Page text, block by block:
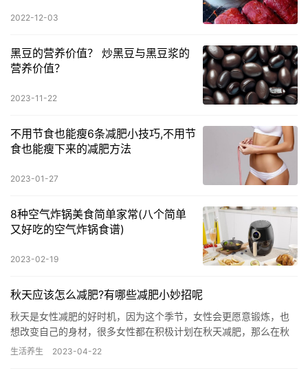
2022-12-03
黑豆的营养价值？ 炒黑豆与黑豆浆的
营养价值？
2023-11-22
不用节食也能瘦6条减肥小技巧,不用节
食也能瘦下来的减肥方法
2023-01-27
8种空气炸锅美食简单家常(八个简单
又好吃的空气炸锅食谱)
2023-02-19
秋天应该怎么减肥?有哪些减肥小妙招呢
秋天是女性减肥的好时机，因为这个季节，女性会更愿意锻炼，也
想改变自己的身材，很多女性都在积极计划在秋天减肥，那么在秋
天减肥的方法是什么呢？一起来了解一下吧。 1、适当的控制食欲
生活养生 2023-04-22